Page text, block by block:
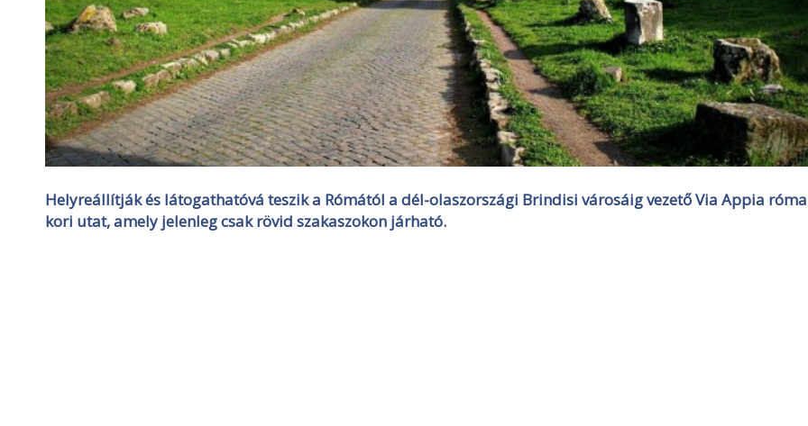
Helyreállítják és látogathatóvá teszik a Rómától a dél-olaszországi Brindisi városáig vezető Via Appia
kori utat, amely jelenleg csak rövid szakaszokon járható.